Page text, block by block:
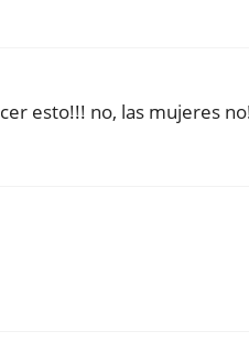
esto!!! no, las mujeres